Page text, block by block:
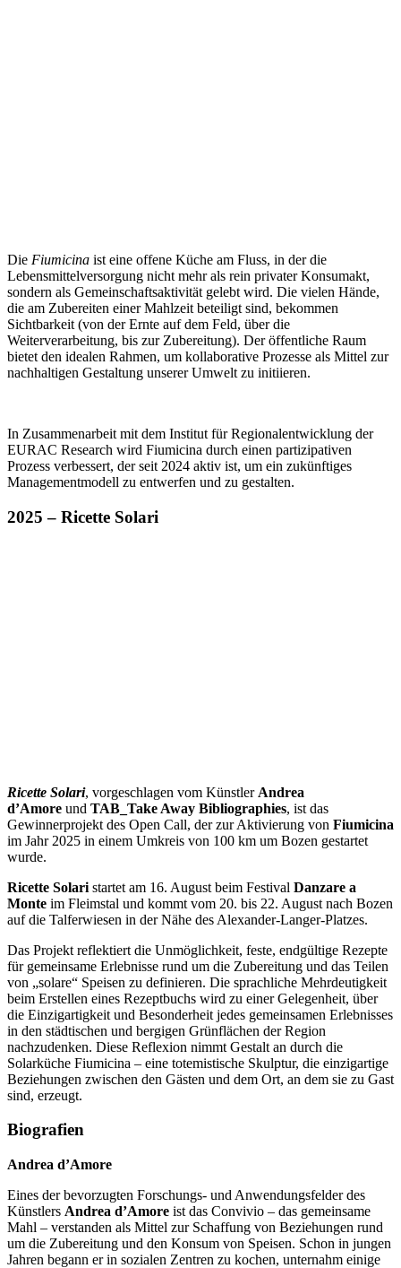
Die Fiumicina ist eine offene Küche am Fluss, in der die
Lebensmittelversorgung nicht mehr als rein privater Konsumakt,
sondern als Gemeinschaftsaktivität gelebt wird. Die vielen Hände,
die am Zubereiten einer Mahlzeit beteiligt sind, bekommen
Sichtbarkeit (von der Ernte auf dem Feld, über die
Weiterverarbeitung, bis zur Zubereitung). Der öffentliche Raum
bietet den idealen Rahmen, um kollaborative Prozesse als Mittel zur
nachhaltigen Gestaltung unserer Umwelt zu initiieren.
In Zusammenarbeit mit dem Institut für Regionalentwicklung der
EURAC Research wird Fiumicina durch einen partizipativen
Prozess verbessert, der seit 2024 aktiv ist, um ein zukünftiges
Managementmodell zu entwerfen und zu gestalten.
2025 – Ricette Solari
Ricette Solari, vorgeschlagen vom Künstler Andrea
d’Amore und TAB_Take Away Bibliographies, ist das
Gewinnerprojekt des Open Call, der zur Aktivierung von Fiumicina
im Jahr 2025 in einem Umkreis von 100 km um Bozen gestartet
wurde.
Ricette Solari startet am 16. August beim Festival Danzare a
Monte im Fleimstal und kommt vom 20. bis 22. August nach Bozen
auf die Talferwiesen in der Nähe des Alexander-Langer-Platzes.
Das Projekt reflektiert die Unmöglichkeit, feste, endgültige Rezepte
für gemeinsame Erlebnisse rund um die Zubereitung und das Teilen
von „solare“ Speisen zu definieren. Die sprachliche Mehrdeutigkeit
beim Erstellen eines Rezeptbuchs wird zu einer Gelegenheit, über
die Einzigartigkeit und Besonderheit jedes gemeinsamen Erlebnisses
in den städtischen und bergigen Grünflächen der Region
nachzudenken. Diese Reflexion nimmt Gestalt an durch die
Solarküche Fiumicina – eine totemistische Skulptur, die einzigartige
Beziehungen zwischen den Gästen und dem Ort, an dem sie zu Gast
sind, erzeugt.
Biografien
Andrea d’Amore
Eines der bevorzugten Forschungs- und Anwendungsfelder des
Künstlers Andrea d’Amore ist das Convivio – das gemeinsame
Mahl – verstanden als Mittel zur Schaffung von Beziehungen rund
um die Zubereitung und den Konsum von Speisen. Schon in jungen
Jahren begann er in sozialen Zentren zu kochen, unternahm einige